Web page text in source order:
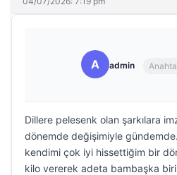
A admin
Dillere pelesenk olan şarkılara
dönemde değişimiyle
kendimi çok iyi hissettiğim bir
kilo vererek adeta bambaşka